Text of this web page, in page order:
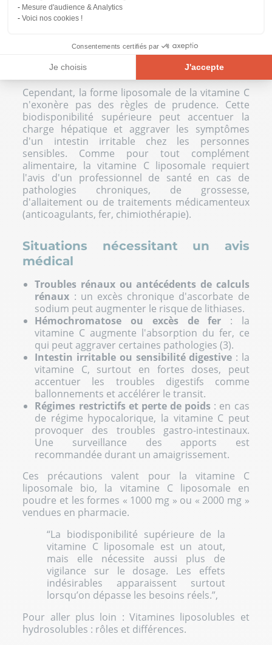
Mesure d'audience & Analytics
Voici nos cookies !
Consentements certifiés par
Je choisis J'accepte
Axeptio consent
Plateforme de Gestion du Consentement : Personnalisez vos
Notre plateforme vous permet d'adapter et de gérer vos
confirment les données scientifiques récentes.
Cette absorption améliorée est particulièrement
des besoins accrus en vitamine C (stress oxydatif,
maladies cardiovasculaires, récupération
sportive).
Cependant, la forme liposomale de la vitamine C
n'exonère pas des règles de prudence. Cette
biodisponibilité supérieure peut accentuer la
charge hépatique et aggraver les symptômes
d'un intestin irritable chez les personnes
sensibles. Comme pour tout complément
alimentaire, la vitamine C liposomale requiert
l'avis d'un professionnel de santé en cas de
pathologies chroniques, de grossesse,
d'allaitement ou de traitements médicamenteux
(anticoagulants, fer, chimiothérapie).
Situations nécessitant un avis
médical
Troubles rénaux ou antécédents de calculs
rénaux : un excès chronique d'ascorbate de
sodium peut augmenter le risque de lithiases.
Hémochromatose ou excès de fer : la
vitamine C augmente l'absorption du fer, ce
qui peut aggraver certaines pathologies (3).
Intestin irritable ou sensibilité digestive : la
vitamine C, surtout en fortes doses, peut
accentuer les troubles digestifs comme
ballonnements et accélérer le transit.
Régimes restrictifs et perte de poids : en cas
de régime hypocalorique, la vitamine C peut
provoquer des troubles gastro-intestinaux.
Une surveillance des apports est
recommandée durant un amaigrissement.
Ces précautions valent pour la vitamine C
liposomale bio, la vitamine C liposomale en
poudre et les formes « 1000 mg » ou « 2000 mg »
vendues en pharmacie.
“La biodisponibilité supérieure de la
vitamine C liposomale est un atout,
mais elle nécessite aussi plus de
vigilance sur le dosage. Les effets
indésirables apparaissent surtout
lorsqu’on dépasse les besoins réels.”,
Pour aller plus loin : Vitamines liposolubles et
hydrosolubles : rôles et différences.